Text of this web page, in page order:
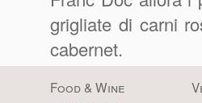
grigliate di carni
cabernet.
Food & Wine